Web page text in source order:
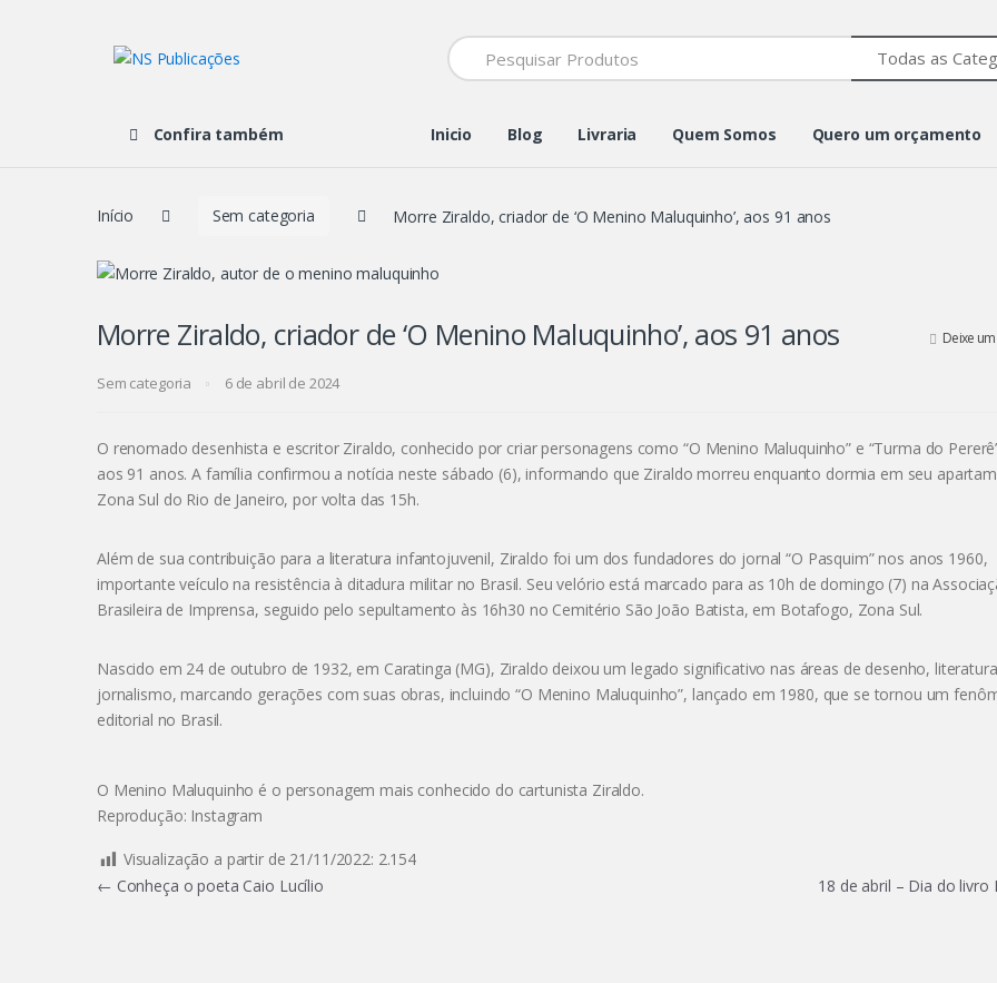
Search
for:
Confira também Inicio Blog Livraria Quem Somos Quero um orçamento
Início Sem categoria Morre Ziraldo, criador de ‘O Menino Maluquinho’, aos 91 anos
Morre Ziraldo, criador de ‘O Menino Maluquinho’, aos 91 anos Deixe
Sem categoria 6 de abril de 2024
O renomado desenhista e escritor Ziraldo, conhecido por criar personagens como “O Menino Maluquinho” e “Turma do
aos 91 anos. A família confirmou a notícia neste sábado (6), informando que Ziraldo morreu enquanto dormia em seu
Zona Sul do Rio de Janeiro, por volta das 15h.
Além de sua contribuição para a literatura infantojuvenil, Ziraldo foi um dos fundadores do jornal “O Pasquim” nos anos 1960,
importante veículo na resistência à ditadura militar no Brasil. Seu velório está marcado para as 10h de domingo (7) na
Brasileira de Imprensa, seguido pelo sepultamento às 16h30 no Cemitério São João Batista, em Botafogo, Zona Sul.
Nascido em 24 de outubro de 1932, em Caratinga (MG), Ziraldo deixou um legado significativo nas áreas de desenho,
jornalismo, marcando gerações com suas obras, incluindo “O Menino Maluquinho”, lançado em 1980, que se tornou um
editorial no Brasil.
O Menino Maluquinho é o personagem mais conhecido do cartunista Ziraldo.
Reprodução: Instagram
Visualização a partir de 21/11/2022: 2.154
Navegação
← Conheça o poeta Caio Lucílio 18 de abril – Dia do livro